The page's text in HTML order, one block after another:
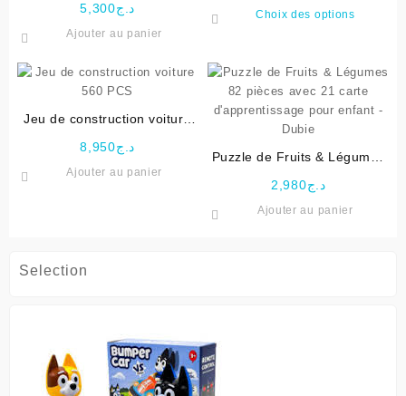
Selection
de construction
د.ج5,300
Ajouter au panier
Choix des options
Les
être
Jeu de construction voiture
د.ج8,950
Ajouter au panier
Puzzle de Fruits & Légumes
d’apprentissage pour enfant
– Dubie
د.ج2,980
Ajouter au panier